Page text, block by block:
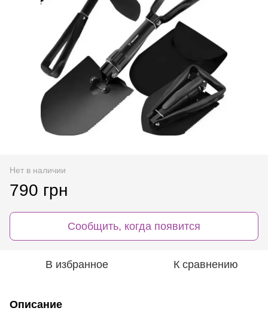
Нет в наличии
790 грн
Сообщить, когда появится
В избранное К сравнению
Описание